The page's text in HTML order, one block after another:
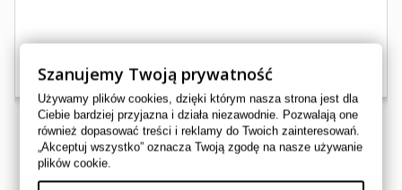
ROLKA KOSZYKA POLARIS 1 SZT
Szanujemy Twoją prywatność
Używamy plików cookies, dzięki którym nasza strona jest dla
Ciebie bardziej przyjazna i działa niezawodnie. Pozwalają one
również dopasować treści i reklamy do Twoich zainteresowań.
„Akceptuj wszystko” oznacza Twoją zgodę na nasze używanie
plików cookie.